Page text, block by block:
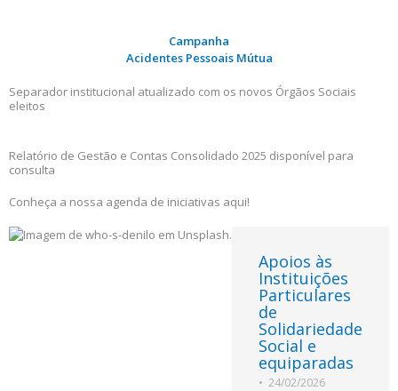
Campanha
Acidentes Pessoais Mútua
Separador institucional atualizado com os novos Órgãos Sociais
eleitos
Relatório de Gestão e Contas Consolidado 2025 disponível para
consulta
Conheça a nossa agenda de iniciativas aqui!
Apoios às
Instituições
Particulares
de
Solidariedade
Social e
equiparadas
• 24/02/2026